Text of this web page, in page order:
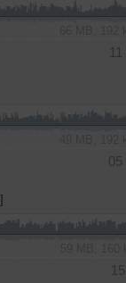
05